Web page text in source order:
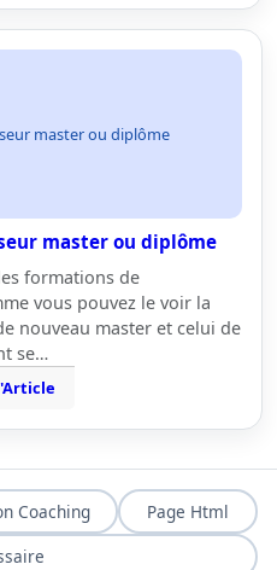
master ou diplôme
master ou diplôme
formations de
vous pouvez le voir la
nouveau master et celui de
se…
Coaching
Page Html